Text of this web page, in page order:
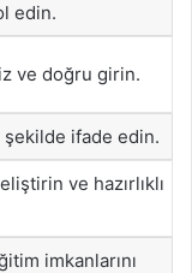
edin.
ve doğru girin.
ifade edin.
ve hazırlıklı
imkanlarını